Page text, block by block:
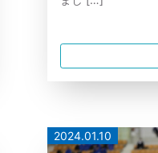
2024.01.10